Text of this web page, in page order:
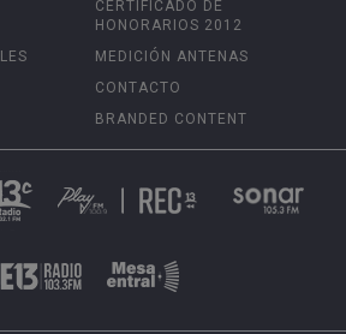
CERTIFICADO DE
HONORARIOS 2012
MEDICIÓN ANTENAS
CONTACTO
BRANDED CONTENT